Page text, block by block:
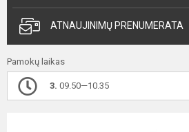
ATNAUJINIMŲ PRENUMERATA
Pamokų laikas
3. 09.50—10.35